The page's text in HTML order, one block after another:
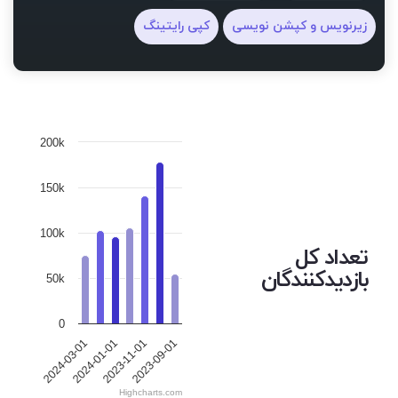
زیرنویس و کپشن نویسی کپی رایتینگ
تعداد کل
بازدیدکنندگان
2024-03-012024-01-012023-11-012023-09-01
0
50k
100k
150k
200k
Highcharts.com